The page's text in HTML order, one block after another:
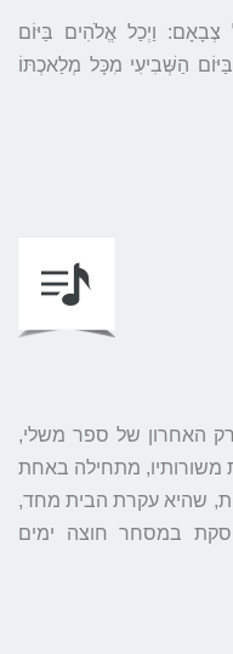
צְבָאָם: וַיְכַל אֱלֹהִים בַּיּוֹם
הַשְּׁבִיעִי מִכָּל מְלַאכְתּוֹ
האחרון של ספר משלי,
מתחילה באחת
שהיא עקרת הבית מחד,
במסחר חוצה ימים